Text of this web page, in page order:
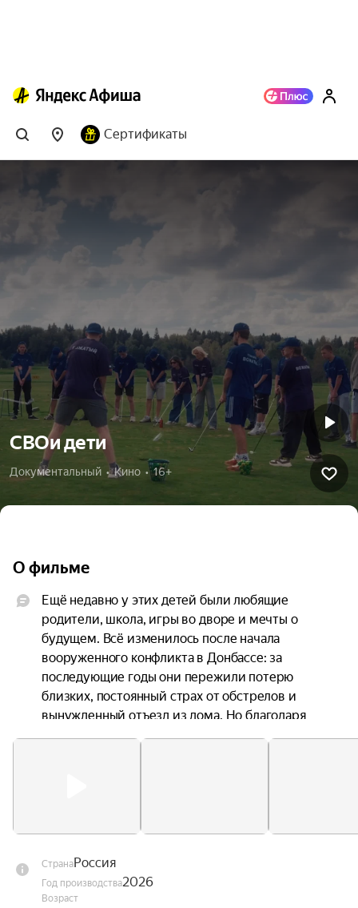
Сертификаты
СВОи дети
Документальный  •  Кино  •  16+
О фильме
Ещё недавно у этих детей были любящие
родители, школа, игры во дворе и мечты о
будущем. Всё изменилось после начала
вооруженного конфликта в Донбассе: за
последующие годы они пережили потерю
близких, постоянный страх от обстрелов и
вынужденный отъезд из дома. Но благодаря
поддержке государства и помощи
способность доверять миру и жить полноценной
СтранаРоссия
Год производства2026
Возраст